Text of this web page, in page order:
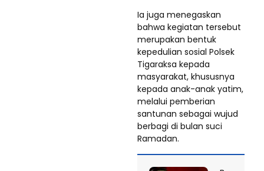
Ia juga menegaskan
bahwa kegiatan tersebut
merupakan bentuk
kepedulian sosial Polsek
Tigaraksa kepada
masyarakat, khususnya
kepada anak-anak yatim,
melalui pemberian
santunan sebagai wujud
berbagi di bulan suci
Ramadan.